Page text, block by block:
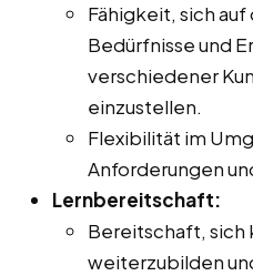
Fähigkeit, sich
Bedürfnisse und
verschiedener
einzustellen.
Flexibilität im
Anforderungen
Lernbereitschaft:
Bereitschaft, sich
weiterzubilden